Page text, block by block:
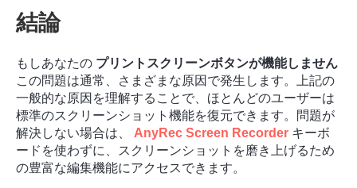
結論
もしあなたの プリントスクリーンボタンが機能しません
この問題は通常、さまざまな原因で発生します。上記の
一般的な原因を理解することで、ほとんどのユーザーは
標準のスクリーンショット機能を復元できます。問題が
解決しない場合は、 AnyRec Screen Recorder キーボ
ードを使わずに、スクリーンショットを磨き上げるため
の豊富な編集機能にアクセスできます。